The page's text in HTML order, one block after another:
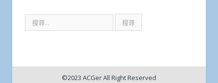
©2023 ACGer All Right Reserved